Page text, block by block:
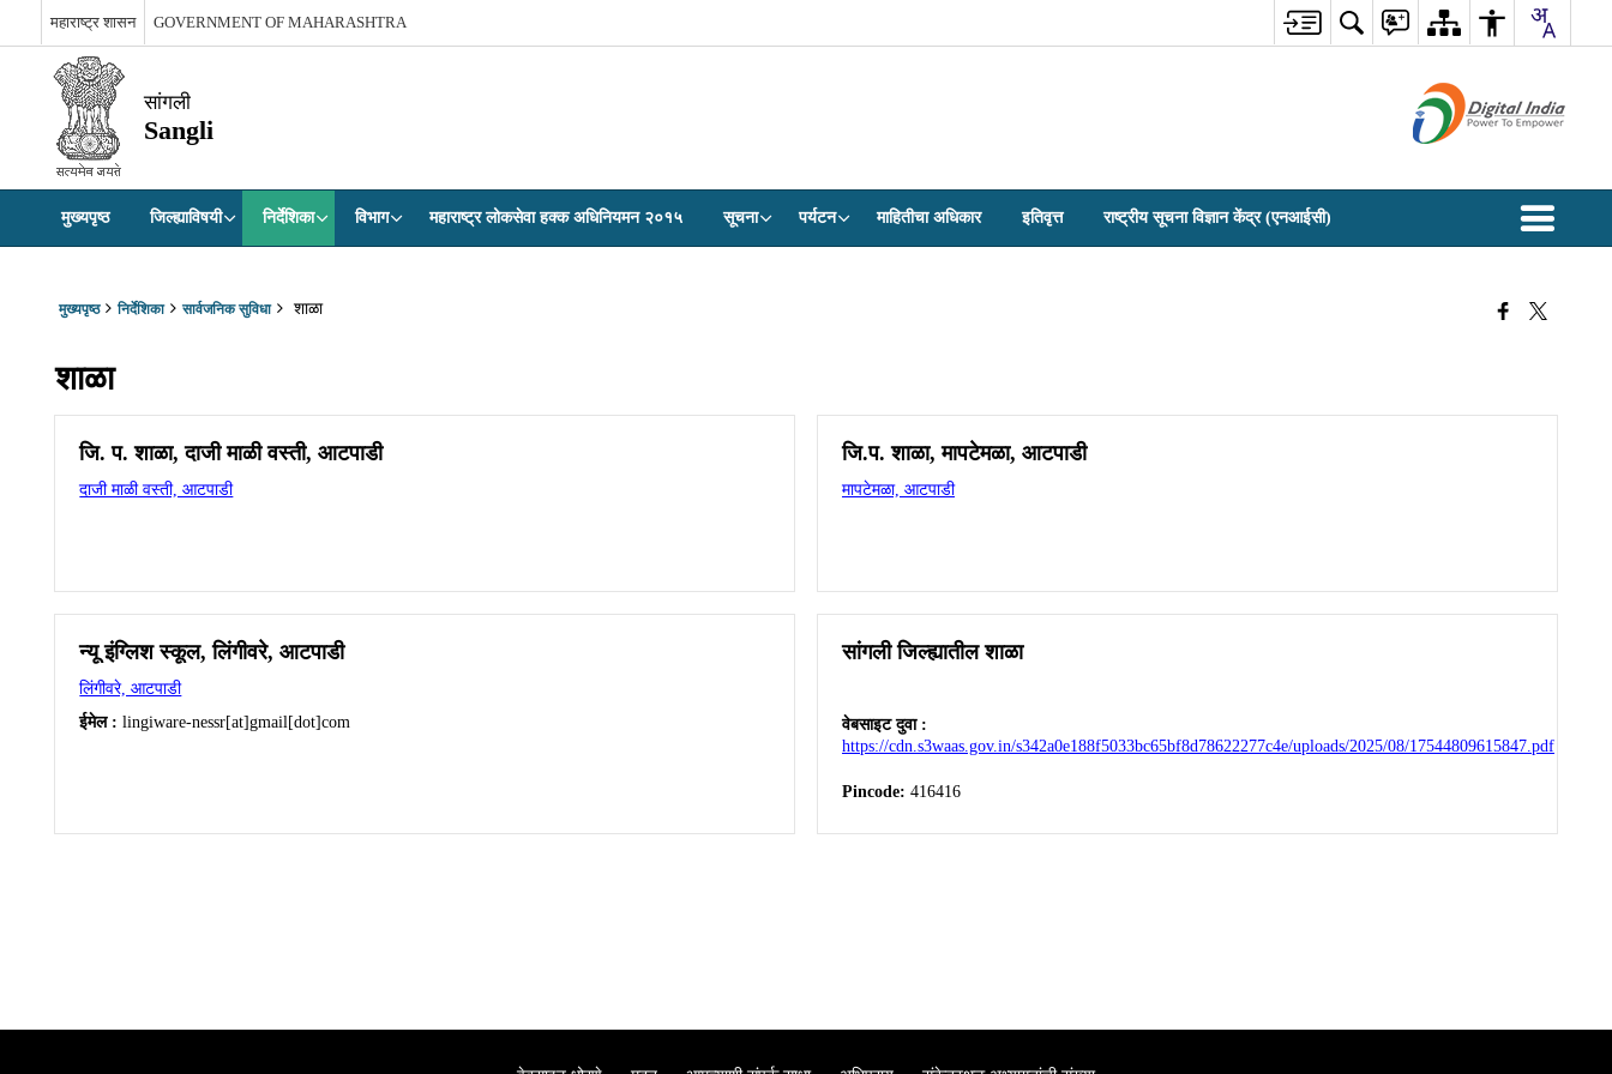
महाराष्ट्र शासन GOVERNMENT OF MAHARASHTRA
सांगली
Sangli
मुख्यपृष्ठ जिल्ह्याविषयी निर्देशिका विभाग महाराष्ट्र लोकसेवा हक्क अधिनियमन २०१५ सूचना पर्यटन माहितीचा अधिकार इतिवृत्त राष्ट्रीय सूचना विज्ञान केंद्र (एनआईसी)
मुख्यपृष्ठ निर्देशिका सार्वजनिक सुविधा शाळा
शाळा
जि. प. शाळा, दाजी माळी वस्ती, आटपाडी
दाजी माळी वस्ती, आटपाडी
जि.प. शाळा, मापटेमळा, आटपाडी
मापटेमळा, आटपाडी
न्यू इंग्लिश स्कूल, लिंगीवरे, आटपाडी
लिंगीवरे, आटपाडी
ईमेल : lingiware-nessr[at]gmail[dot]com
सांगली जिल्ह्यातील शाळा
वेबसाइट दुवा :
https://cdn.s3waas.gov.in/s342a0e188f5033bc65bf8d78622277c4e/uploads/2025/08/17544809615847.pdf
Pincode: 416416